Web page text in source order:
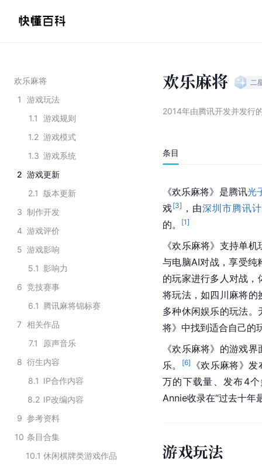
欢乐麻将
1
游戏玩法
1.1
游戏规则
1.2 游戏模式
1.3 游戏系统
2 游戏更新
2.1
版本更新
3 制作开发
4 游戏评价
5 游戏影响
5.1 影响力
6 竞技赛事
6.1 腾讯麻将锦标赛
7 相关作品
7.1
原声音乐
8 衍生内容
8.1 IP合作内容
8.2 IP改编内容
9 参考资料
10 条目合集
10.1 休闲棋牌类游戏作品
欢乐麻将 二
2014年由腾讯开发并发行
条目
《欢乐麻将》是腾讯光
戏[3] ，由深圳市腾讯
的。
[1]
《欢乐麻将》支持单
与电脑AI对战，享受纯
的玩家进行多人对战
将玩法，如四川麻将的
多种休闲娱乐的玩法
将》中找到适合自己的
《欢乐麻将》的游戏
乐。
[6]
《欢乐麻将》
万的下载量、发布4
Annie收录在“过去十年
游戏玩法